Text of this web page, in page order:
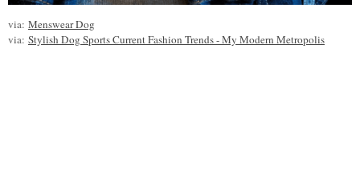
via: Menswear Dog
via: Stylish Dog Sports Current Fashion Trends - My Modern Metropolis